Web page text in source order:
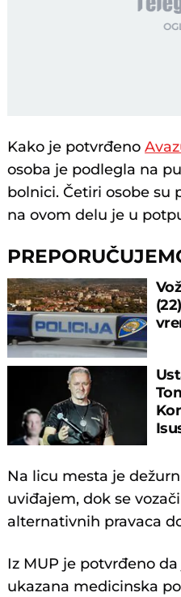
Kako je potvrđeno
osoba je podlegla na
bolnici. Četiri osobe su
na ovom delu je u
Na licu mesta je
uviđajem, dok se
alternativnih pravaca
Iz MUP je potvrđeno
ukazana medicinska